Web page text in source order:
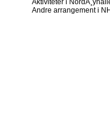
Aktiviteter i
Andre arrangement i NH